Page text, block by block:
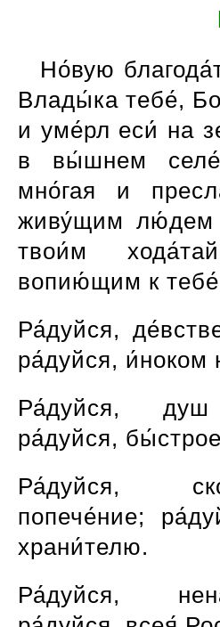
Но́вую
Влады́ка тебе́,
и уме́рл еси́ на
в вы́шнем
мно́гая и
живу́щим лю́дем
твои́м
вопию́щим к тебе́
Ра́дуйся,
ра́дуйся, и́ноком
Ра́дуйся,
ра́дуйся,
Ра́дуйся,
попече́ние;
храни́телю.
Ра́дуйся,